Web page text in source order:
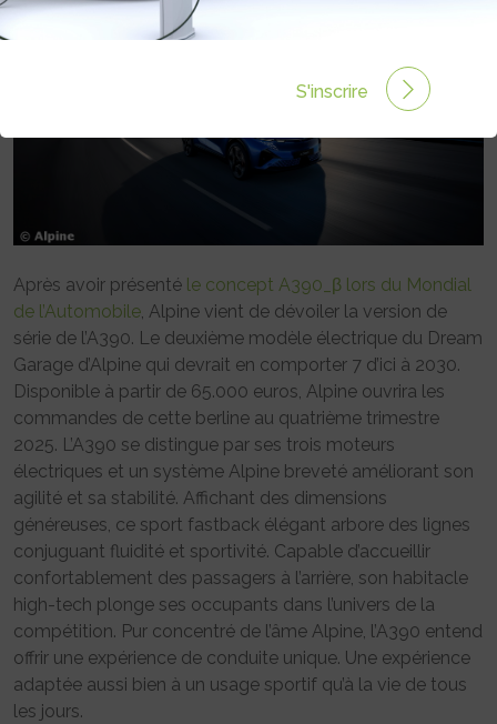
Après avoir présenté le concept A390_β lors du Mondial
de l’Automobile, Alpine vient de dévoiler la version de
série de l’A390. Le deuxième modèle électrique du Dream
Garage d’Alpine qui devrait en comporter 7 d’ici à 2030.
Disponible à partir de 65.000 euros, Alpine ouvrira les
commandes de cette berline au quatrième trimestre
2025. L’A390 se distingue par ses trois moteurs
électriques et un système Alpine breveté améliorant son
agilité et sa stabilité. Affichant des dimensions
généreuses, ce sport fastback élégant arbore des lignes
conjuguant fluidité et sportivité. Capable d’accueillir
confortablement des passagers à l’arrière, son habitacle
high-tech plonge ses occupants dans l’univers de la
compétition. Pur concentré de l’âme Alpine, l’A390 entend
offrir une expérience de conduite unique. Une expérience
adaptée aussi bien à un usage sportif qu’à la vie de tous
les jours.
S'inscrire